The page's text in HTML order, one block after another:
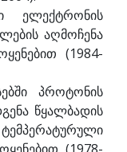
აღმოჩენა
(1984-
პროტონის
წყალბადის